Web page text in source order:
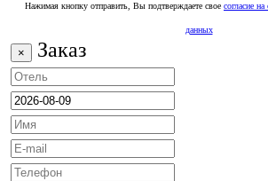
Нажимая кнопку отправить, Вы подтверждаете свое согласие
данных
× Заказ